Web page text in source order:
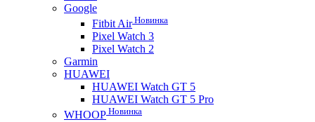
Google
Fitbit AirНовинка
Pixel Watch 3
Pixel Watch 2
Garmin
HUAWEI
HUAWEI Watch GT 5
HUAWEI Watch GT 5 Pro
WHOOP Новинка